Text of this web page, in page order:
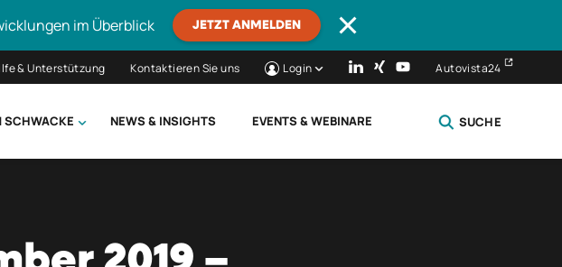
im Überblick JETZT ANMELDEN
& Unterstützung Kontaktieren Sie uns Login Autovista24
SCHWACKE NEWS & INSIGHTS EVENTS & WEBINARE SUCHE